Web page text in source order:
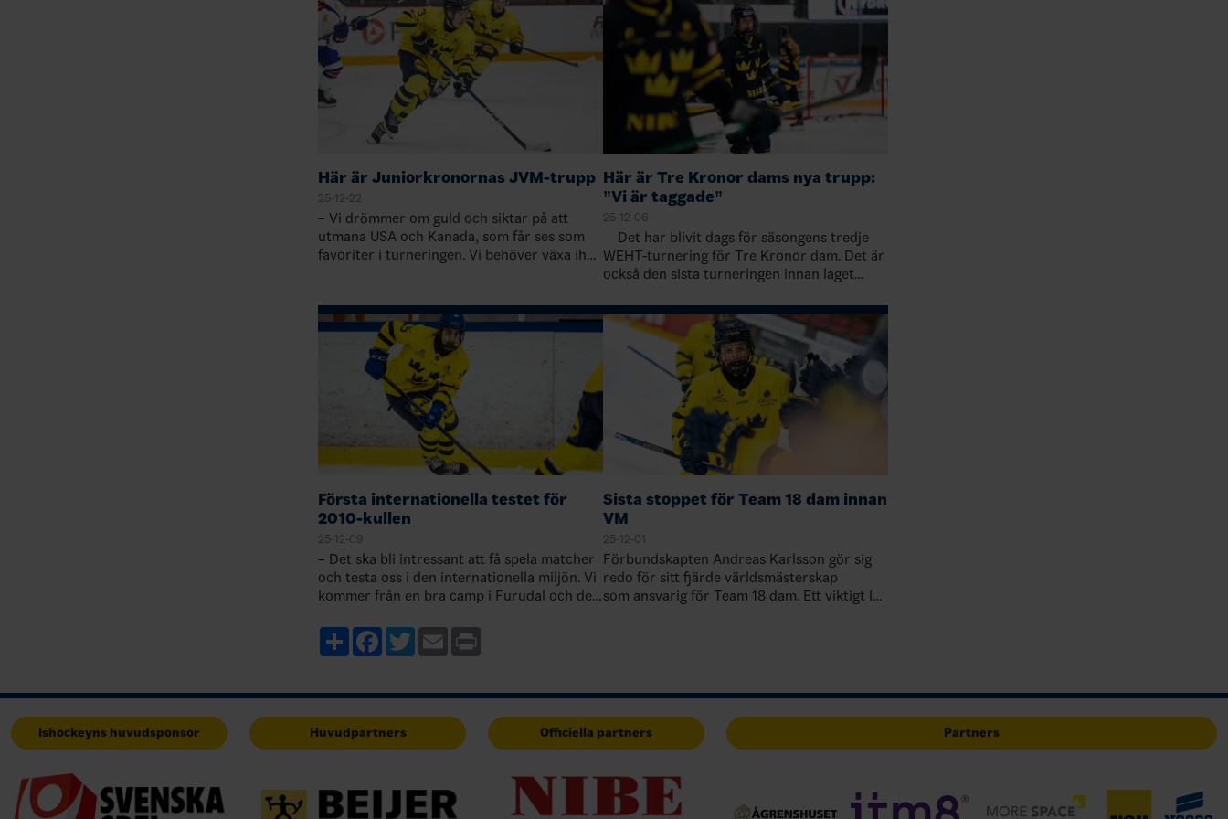
Här är Juniorkronornas JVM-trupp
25-12-22
– Vi drömmer om guld och siktar på att
utmana USA och Kanada, som får ses som
favoriter i turneringen. Vi behöver växa ihop
Här är Tre Kronor dams nya trupp:
”Vi är taggade”
25-12-06
WEHT-turnering för Tre Kronor dam. Det är
också den sista turneringen innan laget
Ulf Lundberg har tagi…
Första internationella testet för
2010-kullen
25-12-09
– Det ska bli intressant att få spela matcher
och testa oss i den internationella miljön. Vi
kommer från en bra camp i Furudal och det
här truppen. Med…
Sista stoppet för Team 18 dam innan
VM
25-12-01
Förbundskapten Andreas Karlsson gör sig
redo för sitt fjärde världsmästerskap
som ansvarig för Team 18 dam. Ett viktigt led
ShareFacebook
TwitterEmail
Ishockeyns huvudsponsor Huvudpartners Officiella partners Partners